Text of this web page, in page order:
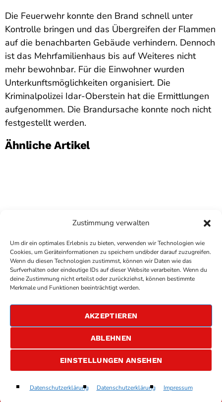
Zustimmung verwalten
Um dir ein optimales Erlebnis zu bieten, verwenden wir Technologien wie
Cookies, um Geräteinformationen zu speichern und/oder darauf zuzugreifen.
Wenn du diesen Technologien zustimmst, können wir Daten wie das
Surfverhalten oder eindeutige IDs auf dieser Website verarbeiten. Wenn du
deine Zustimmung nicht erteilst oder zurückziehst, können bestimmte
Merkmale und Funktionen beeinträchtigt werden.
AKZEPTIEREN
ABLEHNEN
EINSTELLUNGEN ANSEHEN
Datenschutzerklärung Datenschutzerklärung Impressum
play_arrow
Heaven
Die Feuerwehr konnte den Brand schnell unter
Kontrolle bringen und das Übergreifen der Flammen
auf die benachbarten Gebäude verhindern. Dennoch
ist das Mehrfamilienhaus bis auf Weiteres nicht
mehr bewohnbar. Für die Einwohner wurden
Unterkunftsmöglichkeiten organisiert. Die
Kriminalpolizei Idar-Oberstein hat die Ermittlungen
aufgenommen. Die Brandursache konnte noch nicht
festgestellt werden.
Ähnliche Artikel
COPYRIGHTANTENNE BAD KREUZNACH
DATENSCHUTZERKLÄRUNG
ALLGEMEINE GESCHÄFTSBEDINGUNGEN
GEWINNSPIELBEDINGUNGEN